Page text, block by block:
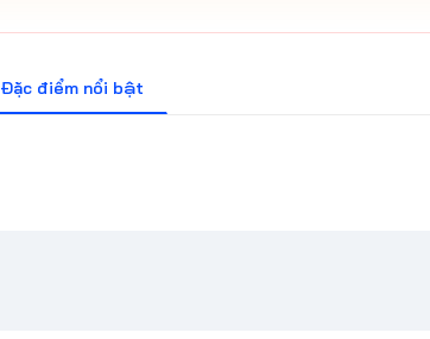
Đặc điểm nổi bật